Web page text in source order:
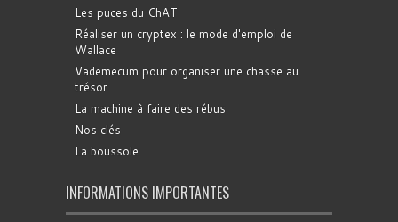
Les puces du ChAT
Réaliser un cryptex : le mode d'emploi de
Wallace
Vademecum pour organiser une chasse au
trésor
La machine à faire des rébus
Nos clés
La boussole
INFORMATIONS IMPORTANTES